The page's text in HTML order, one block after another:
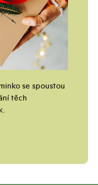
se spoustou
těch